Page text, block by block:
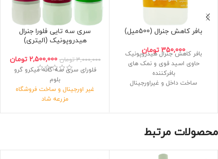
بافر کاهش جنرال (500میل)
350,000 تومان
بافر کاهش جنرال هیدروپونیک
حاوی اسید قوی و نمک های
بافرکننده
ساخت داخل و غیراورجینال
سری سه تایی فلورا جنرال
هیدروپونیک (1لیتری)
3,000,000 تومان 2,500,000 تومان
فلورای سری سه گانه میکرو گرو
بلوم
غیر اورجینال و ساخت فروشگاه
مزرعه شاد
ضمانت کارایی بین 80 تا 90 درصد
محصولات مرتبط